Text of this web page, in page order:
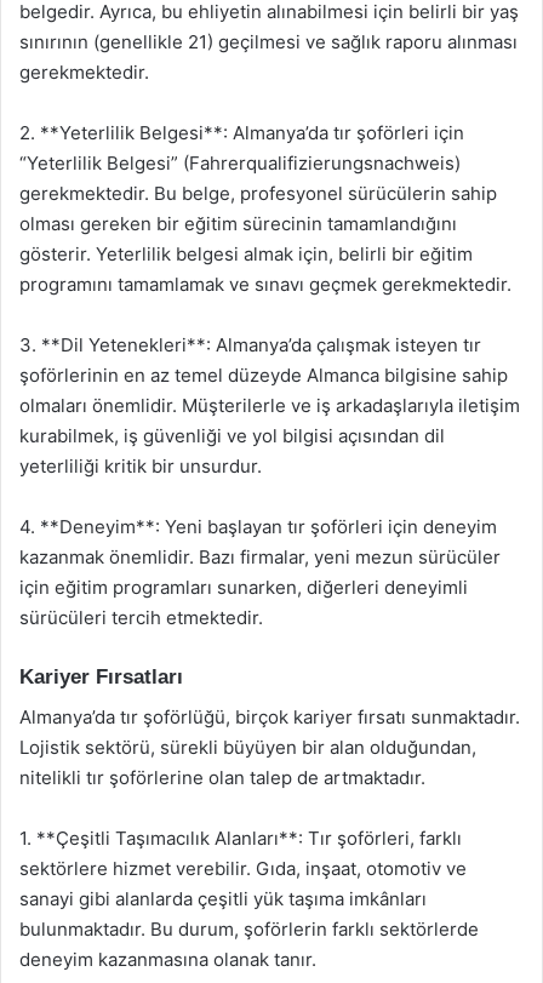
belgedir. Ayrıca, bu ehliyetin alınabilmesi için belirli bir yaş
sınırının (genellikle 21) geçilmesi ve sağlık raporu alınması
gerekmektedir.
2. **Yeterlilik Belgesi**: Almanya’da tır şoförleri için
“Yeterlilik Belgesi” (Fahrerqualifizierungsnachweis)
gerekmektedir. Bu belge, profesyonel sürücülerin sahip
olması gereken bir eğitim sürecinin tamamlandığını
gösterir. Yeterlilik belgesi almak için, belirli bir eğitim
programını tamamlamak ve sınavı geçmek gerekmektedir.
3. **Dil Yetenekleri**: Almanya’da çalışmak isteyen tır
şoförlerinin en az temel düzeyde Almanca bilgisine sahip
olmaları önemlidir. Müşterilerle ve iş arkadaşlarıyla iletişim
kurabilmek, iş güvenliği ve yol bilgisi açısından dil
yeterliliği kritik bir unsurdur.
4. **Deneyim**: Yeni başlayan tır şoförleri için deneyim
kazanmak önemlidir. Bazı firmalar, yeni mezun sürücüler
için eğitim programları sunarken, diğerleri deneyimli
sürücüleri tercih etmektedir.
Kariyer Fırsatları
Almanya’da tır şoförlüğü, birçok kariyer fırsatı sunmaktadır.
Lojistik sektörü, sürekli büyüyen bir alan olduğundan,
nitelikli tır şoförlerine olan talep de artmaktadır.
1. **Çeşitli Taşımacılık Alanları**: Tır şoförleri, farklı
sektörlere hizmet verebilir. Gıda, inşaat, otomotiv ve
sanayi gibi alanlarda çeşitli yük taşıma imkânları
bulunmaktadır. Bu durum, şoförlerin farklı sektörlerde
deneyim kazanmasına olanak tanır.